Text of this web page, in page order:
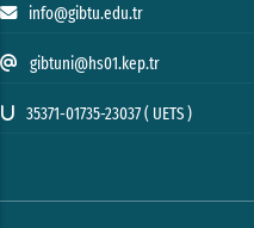
info@gibtu.edu.tr
gibtuni@hs01.kep.tr
35371-01735-23037 ( UETS )